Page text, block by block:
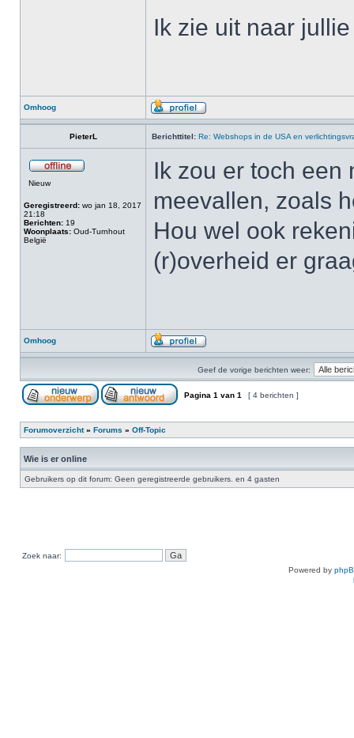
Ik zie uit naar
Omhoog
PieterL Berichttitel: Re: Webshops in de USA en
Nieuw
Geregistreerd: wo jan 18, 2017
21:18
Berichten: 19
Woonplaats: Oud-Turnhout
België
Ik zou er toch een
meevallen, zoals
Hou wel ook
(r)overheid er
Omhoog
Geef de vorige berichten weer:
Pagina 1 van 1 [ 4 berichten ]
Forumoverzicht» Forums » Off-Topic
Wie is er online
Gebruikers op dit forum: Geen geregistreerde gebruikers. en 4 gasten
Zoek naar:
Powered by